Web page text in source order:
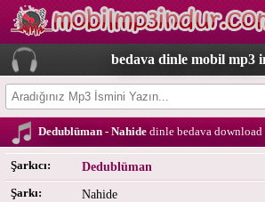
bedava dinle mobil mp3
Dedublüman - Nahidedinle bedava download
Şarkıcı: Dedublüman
Şarkı: Nahide